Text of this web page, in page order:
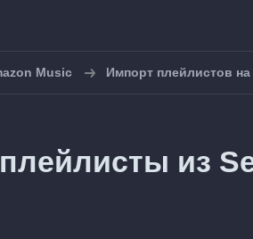
Music Импорт плейлистов
из